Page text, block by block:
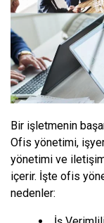
Bir işletmenin
Ofis yönetimi,
yönetimi ve
içerir. İşte ofis
nedenler: